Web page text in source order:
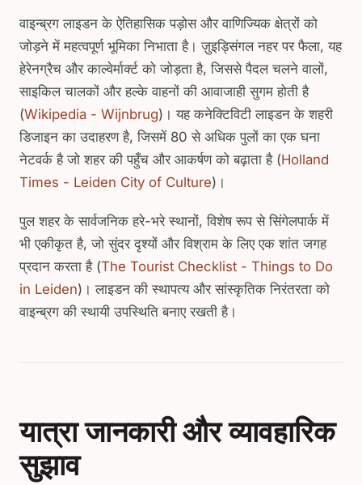
वाइन्ब्रग लाइडन के ऐतिहासिक पड़ोस और वाणिज्यिक क्षेत्रों को
जोड़ने में महत्वपूर्ण भूमिका निभाता है। ज़ुइड्सिंगल नहर पर फैला, यह
हेरेनग्रैच और काल्वेर्मार्क्ट को जोड़ता है, जिससे पैदल चलने वालों,
साइकिल चालकों और हल्के वाहनों की आवाजाही सुगम होती है
(Wikipedia - Wijnbrug)। यह कनेक्टिविटी लाइडन के शहरी
डिजाइन का उदाहरण है, जिसमें 80 से अधिक पुलों का एक घना
नेटवर्क है जो शहर की पहुँच और आकर्षण को बढ़ाता है (Holland
Times - Leiden City of Culture)।
पुल शहर के सार्वजनिक हरे-भरे स्थानों, विशेष रूप से सिंगेलपार्क में
भी एकीकृत है, जो सुंदर दृश्यों और विश्राम के लिए एक शांत जगह
प्रदान करता है (The Tourist Checklist - Things to Do
in Leiden)। लाइडन की स्थापत्य और सांस्कृतिक निरंतरता को
वाइन्ब्रग की स्थायी उपस्थिति बनाए रखती है।
यात्रा जानकारी और व्यावहारिक
सुझाव